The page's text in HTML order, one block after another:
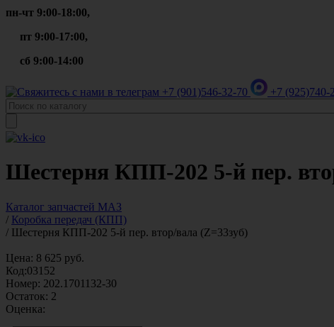
пн-чт 9:00-18:00,
пт 9:00-17:00,
сб 9:00-14:00
+7 (901)546-32-70 +7 (925)740-
Шестерня КПП-202 5-й пер.
Каталог запчастей МАЗ
/ Коробка передач (КПП)
/ Шестерня КПП-202 5-й пер. втор/вала (Z=33зуб)
Цена: 8 625 руб.
Код:03152
Номер: 202.1701132-30
Остаток: 2
Оценка: